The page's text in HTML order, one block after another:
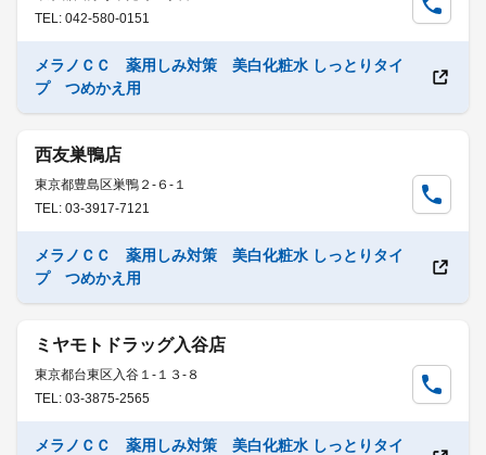
TEL: 042-580-0151
メラノＣＣ 薬用しみ対策 美白化粧水 しっとりタイ
プ つめかえ用
西友巣鴨店
東京都豊島区巣鴨２-６-１
TEL: 03-3917-7121
メラノＣＣ 薬用しみ対策 美白化粧水 しっとりタイ
プ つめかえ用
ミヤモトドラッグ入谷店
東京都台東区入谷１-１３-８
TEL: 03-3875-2565
メラノＣＣ 薬用しみ対策 美白化粧水 しっとりタイ